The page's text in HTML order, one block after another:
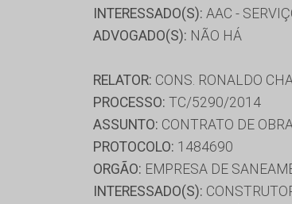
INTERESSADO(S): AAC -
ADVOGADO(S): NÃO HÁ
RELATOR: CONS. RONALDO
PROCESSO: TC/5290/2014
ASSUNTO: CONTRATO DE
PROTOCOLO: 1484690
ORGÃO: EMPRESA DE
INTERESSADO(S):